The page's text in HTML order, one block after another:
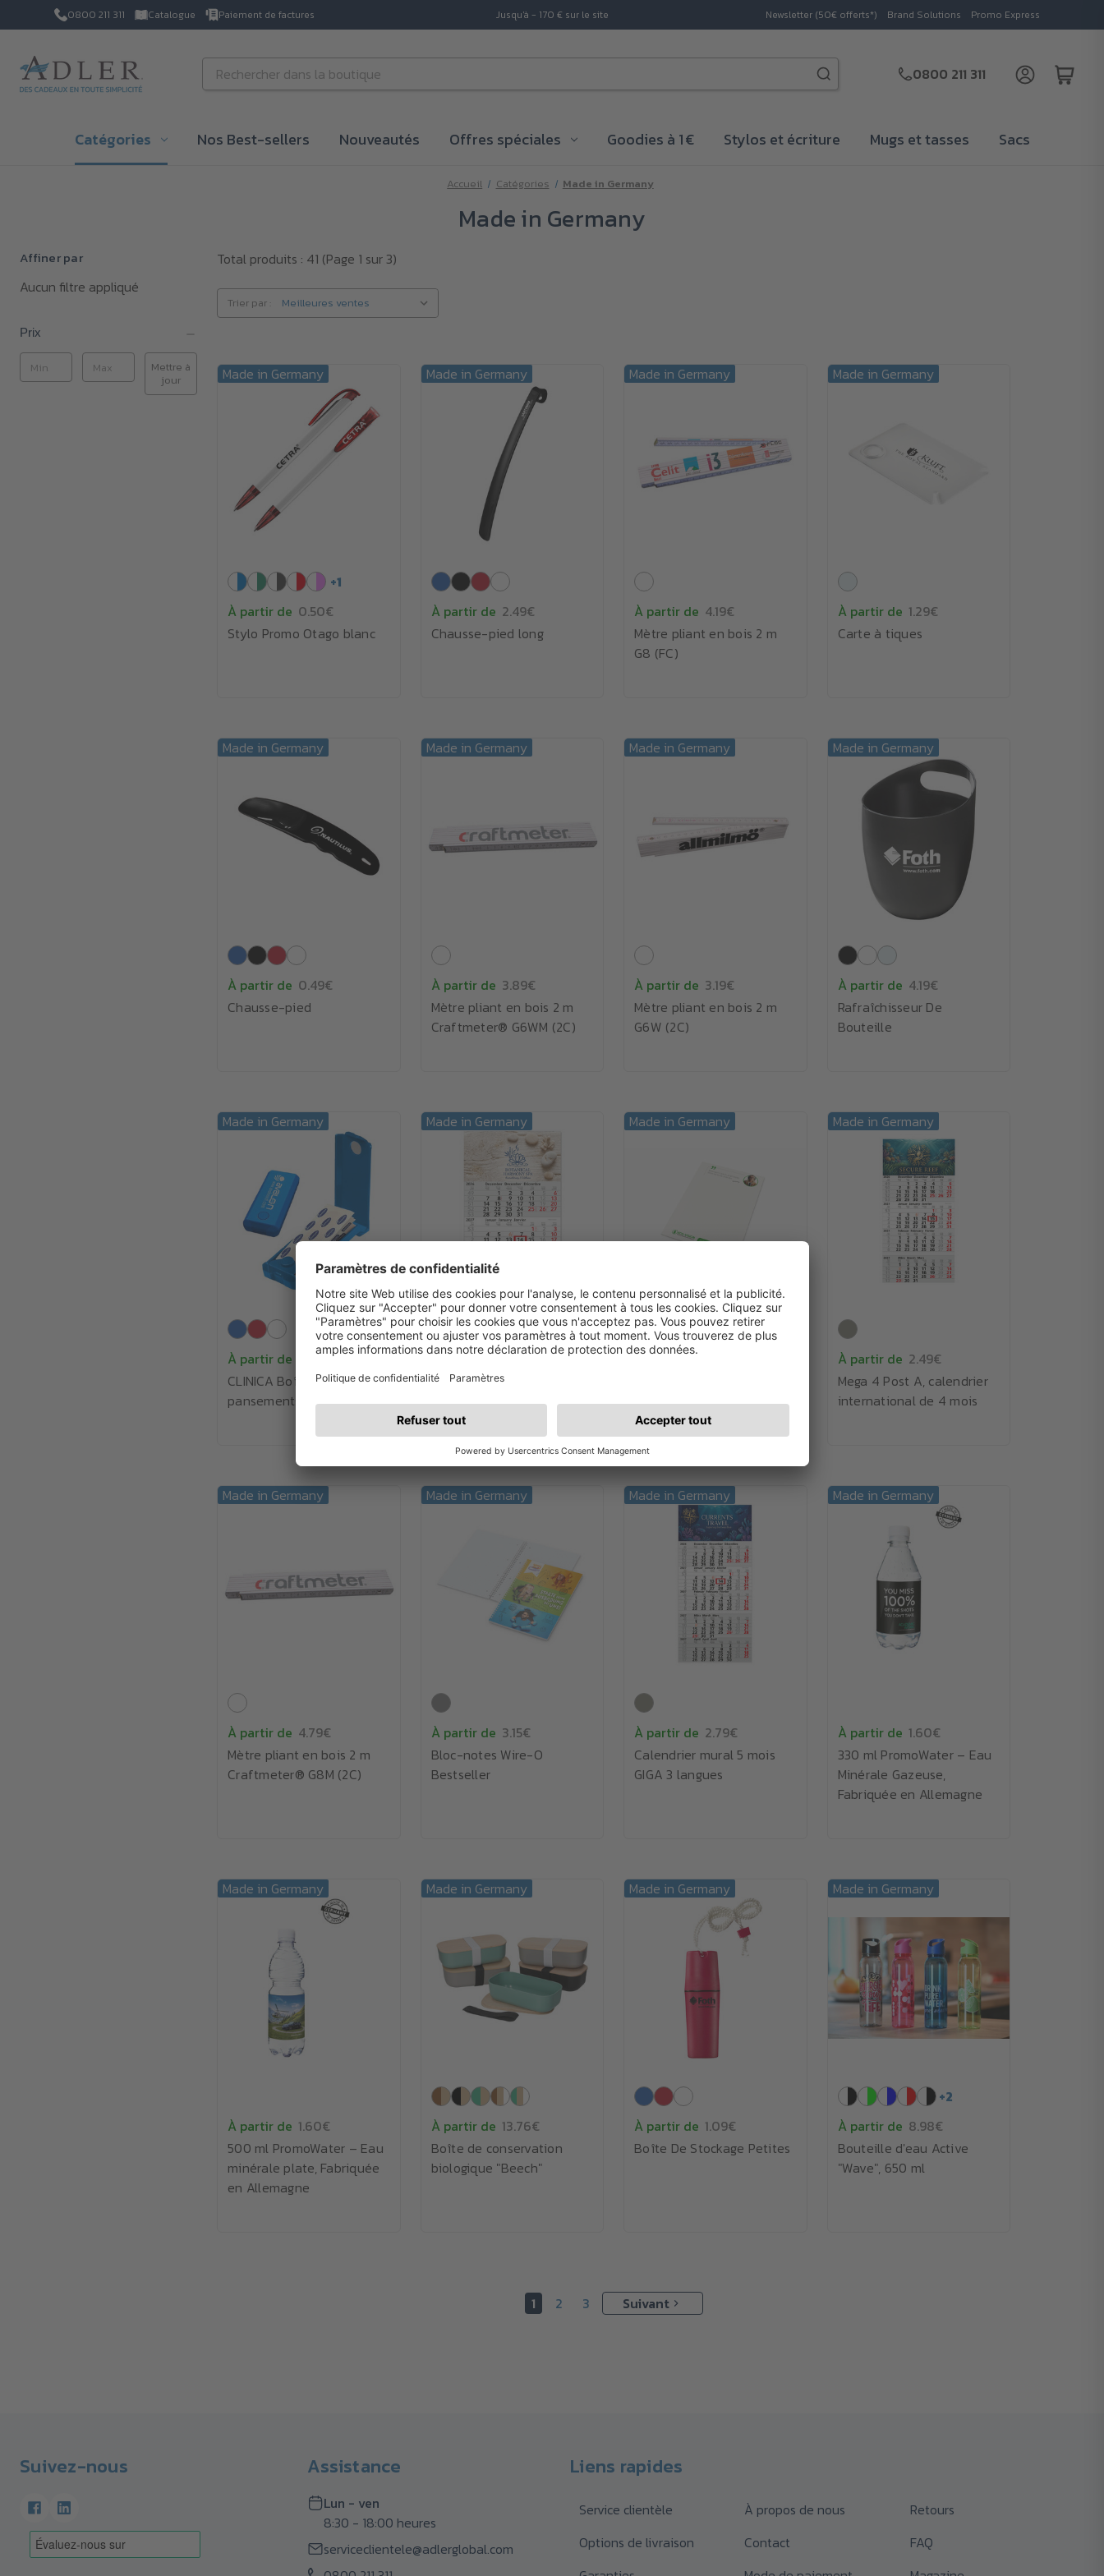
0800 211 311 Catalogue Paiement de factures Jusqu'à - 170 € sur le site Newsletter (50€ offerts*) Brand Solutions Promo Express
Rechercher
0800 211 311
Catégories Nos Best-sellers Nouveautés Offres spéciales Goodies à 1 € Stylos et écriture Mugs et tasses Sacs
Accueil Catégories Made in Germany
Made in Germany
Affiner par
Aucun filtre appliqué
Prix
Mettre à
jour
Total produits : 41 (Page 1 sur 3)
Trier par :
Made in Germany
+1
À partir de 0.50€
Stylo Promo Otago blanc
Made in Germany
À partir de 2.49€
Chausse-pied long
Made in Germany
À partir de 4.19€
Mètre pliant en bois 2 m
G8 (FC)
Made in Germany
À partir de 1.29€
Carte à tiques
Made in Germany
À partir de 0.49€
Chausse-pied
Made in Germany
À partir de 3.89€
Mètre pliant en bois 2 m
Craftmeter® G6WM (2C)
Made in Germany
À partir de 3.19€
Mètre pliant en bois 2 m
G6W (2C)
Made in Germany
À partir de 4.19€
Rafraîchisseur De
Bouteille
Made in Germany
À partir de
2.09€
CLINICA Boîte à
pansements
Made in Germany
À partir de 1.39€
Calendrier mural basique
de 3 mois en 3 langues
Made in Germany
À partir de
Made in Germany
À partir de 2.49€
Mega 4 Post A, calendrier
international de 4 mois
Made in Germany
À partir de 4.79€
Mètre pliant en bois 2 m
Craftmeter® G8M (2C)
Made in Germany
À partir de 3.15€
Bloc-notes Wire-O
Bestseller
Made in Germany
À partir de 2.79€
Calendrier mural 5 mois
GIGA 3 langues
Made in Germany
À partir de 1.60€
330 ml PromoWater – Eau
Minérale Gazeuse,
Fabriquée en Allemagne
Made in Germany
À partir de 1.60€
500 ml PromoWater – Eau
minérale plate, Fabriquée
en Allemagne
Made in Germany
À partir de 13.76€
Boîte de conservation
biologique "Beech"
Made in Germany
À partir de 1.09€
Boîte De Stockage Petites
Made in Germany
+2
À partir de 8.98€
Bouteille d'eau Active
"Wave", 650 ml
1 2 3 Suivant
Suivez-nous Assistance
Lun - ven
8:30 - 18:00 heures
serviceclientele@adlerglobal.com
Liens rapides
Service clientèle À propos de nous
Retours
Options de livraison
Contact
FAQ